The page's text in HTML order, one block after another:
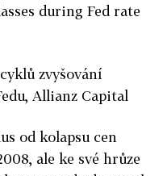
zvyšování
Allianz Capital
od kolapsu cen
ale ke své hrůze